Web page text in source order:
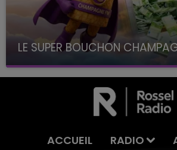
LE SUPER BOUCHON
avec La Famille Champagne FM, à
ACCUEIL RADIO